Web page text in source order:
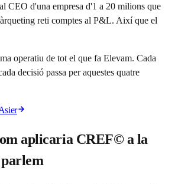
CEO d'una empresa d'1 a 20 milions que
reti comptes al P&L. Així que el
operatiu de tot el que fa Elevam. Cada
decisió passa per aquestes quatre
aplicaria CREF© a la
parlem